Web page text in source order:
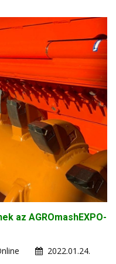
az AGROmashEXPO-
2022.01.24.